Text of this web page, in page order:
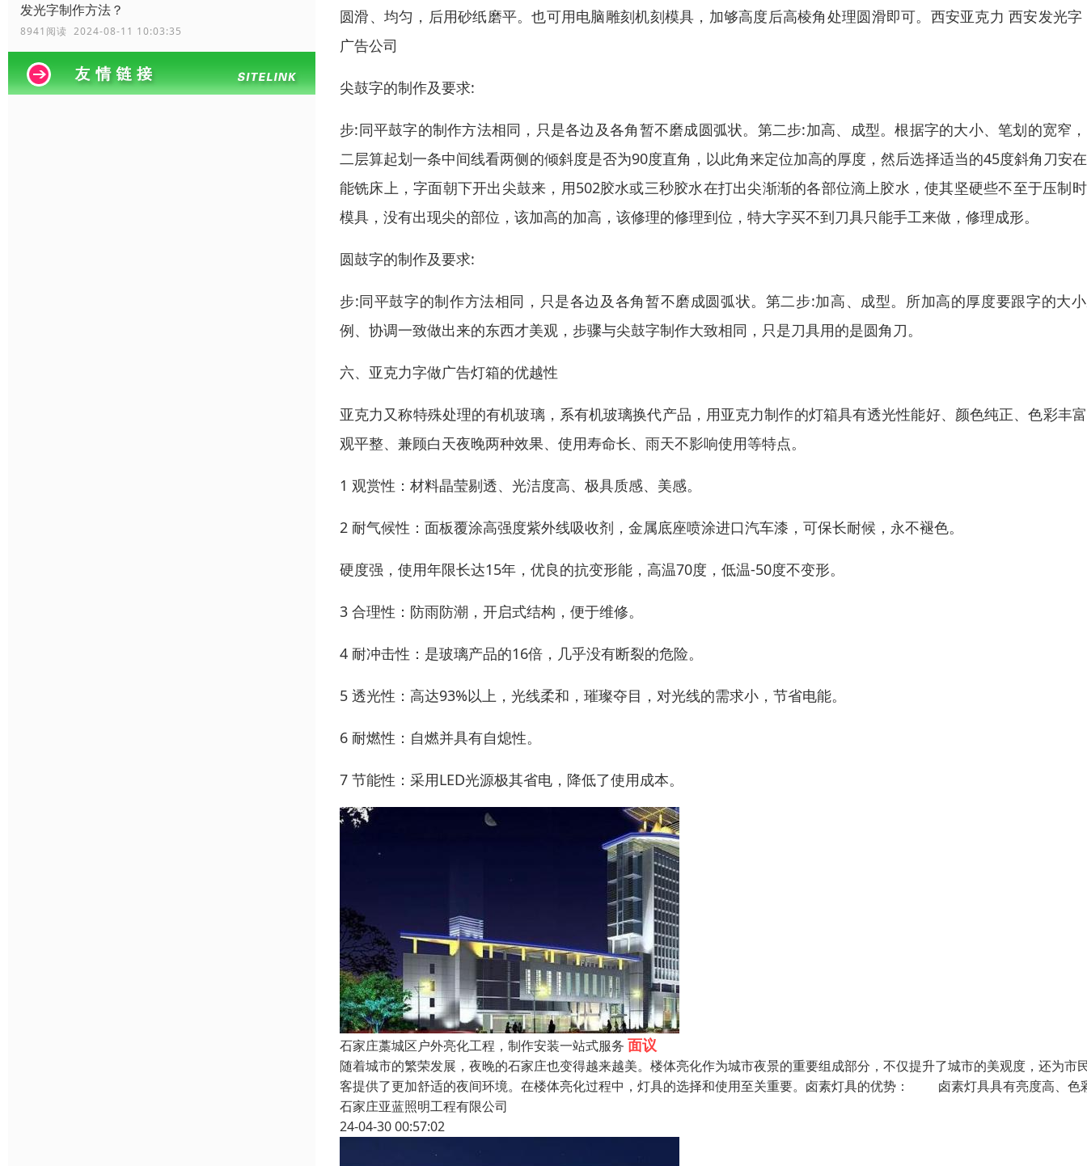
发光字制作方法？
8941阅读 2024-08-11 10:03:35
圆滑、均匀，后用砂纸磨平。也可用电脑雕刻机刻模具，加够高度后高棱角处理圆滑即可。西安亚克力 西安发光字
广告公司
尖鼓字的制作及要求:
步:同平鼓字的制作方法相同，只是各边及各角暂不磨成圆弧状。第二步:加高、成型。根据字的大小、笔划的宽窄
二层算起划一条中间线看两侧的倾斜度是否为90度直角，以此角来定位加高的厚度，然后选择适当的45度斜角刀安
能铣床上，字面朝下开出尖鼓来，用502胶水或三秒胶水在打出尖渐渐的各部位滴上胶水，使其坚硬些不至于压制
模具，没有出现尖的部位，该加高的加高，该修理的修理到位，特大字买不到刀具只能手工来做，修理成形。
圆鼓字的制作及要求:
步:同平鼓字的制作方法相同，只是各边及各角暂不磨成圆弧状。第二步:加高、成型。所加高的厚度要跟字的大
例、协调一致做出来的东西才美观，步骤与尖鼓字制作大致相同，只是刀具用的是圆角刀。
六、亚克力字做广告灯箱的优越性
亚克力又称特殊处理的有机玻璃，系有机玻璃换代产品，用亚克力制作的灯箱具有透光性能好、颜色纯正、色彩丰
观平整、兼顾白天夜晚两种效果、使用寿命长、雨天不影响使用等特点。
1 观赏性：材料晶莹剔透、光洁度高、极具质感、美感。
2 耐气候性：面板覆涂高强度紫外线吸收剂，金属底座喷涂进口汽车漆，可保长耐候，永不褪色。
硬度强，使用年限长达15年，优良的抗变形能，高温70度，低温-50度不变形。
3 合理性：防雨防潮，开启式结构，便于维修。
4 耐冲击性：是玻璃产品的16倍，几乎没有断裂的危险。
5 透光性：高达93%以上，光线柔和，璀璨夺目，对光线的需求小，节省电能。
6 耐燃性：自燃并具有自熄性。
7 节能性：采用LED光源极其省电，降低了使用成本。
石家庄藁城区户外亮化工程，制作安装一站式服务 面议
随着城市的繁荣发展，夜晚的石家庄也变得越来越美。楼体亮化作为城市夜景的重要组成部分，不仅提升了城市的美观度，还为市
客提供了更加舒适的夜间环境。在楼体亮化过程中，灯具的选择和使用至关重要。卤素灯具的优势： 卤素灯具具有亮度高、色
石家庄亚蓝照明工程有限公司
24-04-30 00:57:02